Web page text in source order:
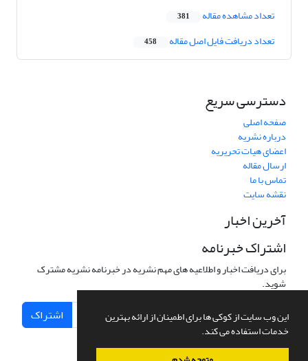
این وب سایت از کوکی ها برای اطمینان از ارائه بهترین
خدمات استفاده می کند.
تعداد مشاهده مقاله 381
تعداد دریافت فایل اصل مقاله 458
دسترسی سریع
صفحه اصلی
درباره نشریه
اعضای هیات تحریریه
ارسال مقاله
تماس با ما
نقشه سایت
آخرین اخبار
اشتراک خبرنامه
برای دریافت اخبار و اطلاعیه های مهم نشریه در خبرنامه نشریه مشترک
شوید.
اشتراک